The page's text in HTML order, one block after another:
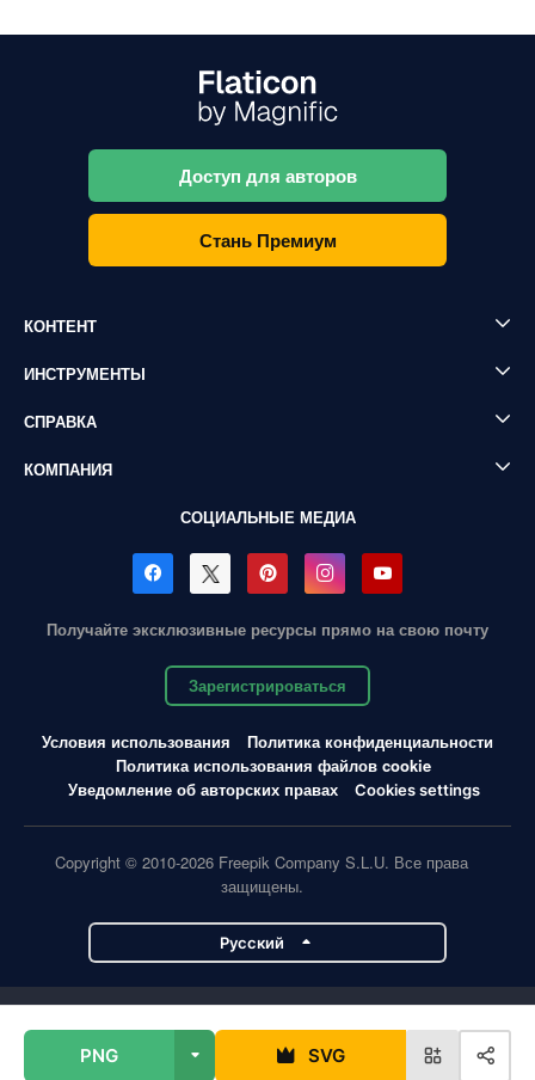
PNG SVG
Доступ для авторов
Стань Премиум
КОНТЕНТ
ИНСТРУМЕНТЫ
СПРАВКА
КОМПАНИЯ
СОЦИАЛЬНЫЕ МЕДИА
Получайте эксклюзивные ресурсы прямо на свою почту
Зарегистрироваться
Условия использования
Политика конфиденциальности
Политика использования файлов cookie
Уведомление об авторских правах
Cookies settings
Copyright © 2010-2026 Freepik Company S.L.U. Все права
защищены.
Pусский
Flaticon Slidesgo